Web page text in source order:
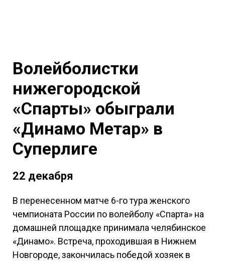
Волейболистки
нижегородской
«Спарты» обыграли
«Динамо Метар» в
Суперлиге
22 декабря
В перенесенном матче 6-го тура женского
чемпионата России по волейболу «Спарта» на
домашней площадке принимала челябинское
«Динамо». Встреча, проходившая в Нижнем
Новгороде, закончилась победой хозяек в